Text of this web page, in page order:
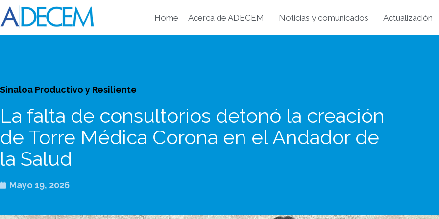
al
contenido
Home Acerca de ADECEM Noticias y comunicados Actualización
Sinaloa Productivo y Resiliente
La falta de consultorios detonó la creación
de Torre Médica Corona en el Andador de
la Salud
Mayo 19, 2026